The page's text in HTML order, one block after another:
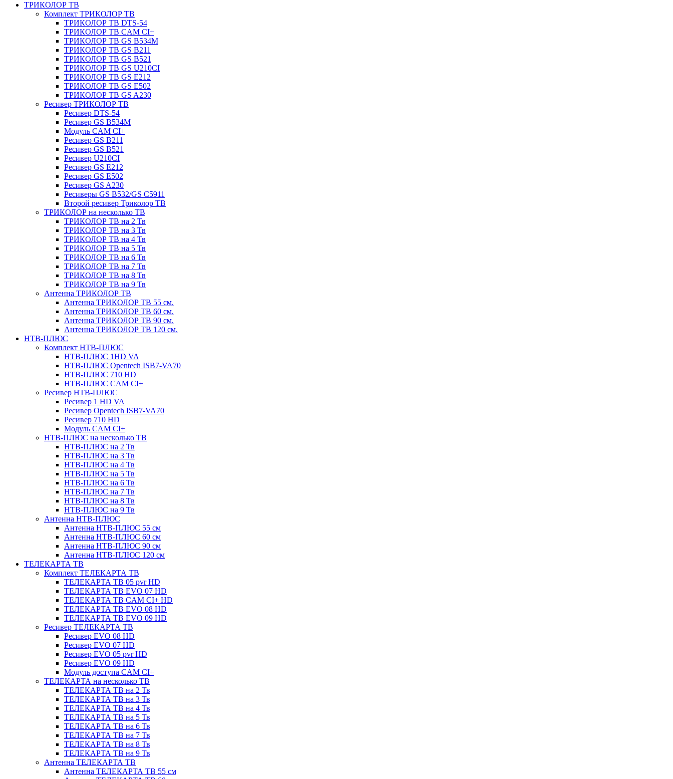
ТРИКОЛОР ТВ
Комплект ТРИКОЛОР ТВ
ТРИКОЛОР ТВ DTS-54
ТРИКОЛОР ТВ CAM CI+
ТРИКОЛОР ТВ GS B534M
ТРИКОЛОР ТВ GS B211
ТРИКОЛОР ТВ GS B521
ТРИКОЛОР ТВ GS U210CI
ТРИКОЛОР ТВ GS E212
ТРИКОЛОР ТВ GS E502
ТРИКОЛОР ТВ GS A230
Ресивер ТРИКОЛОР ТВ
Ресивер DTS-54
Ресивер GS B534M
Модуль CAM CI+
Ресивер GS B211
Ресивер GS B521
Ресивер U210CI
Ресивер GS E212
Ресивер GS E502
Ресивер GS A230
Ресиверы GS B532/GS C5911
Второй ресивер Триколор ТВ
ТРИКОЛОР на несколько ТВ
ТРИКОЛОР ТВ на 2 Тв
ТРИКОЛОР ТВ на 3 Тв
ТРИКОЛОР ТВ на 4 Тв
ТРИКОЛОР ТВ на 5 Тв
ТРИКОЛОР ТВ на 6 Тв
ТРИКОЛОР ТВ на 7 Тв
ТРИКОЛОР ТВ на 8 Тв
ТРИКОЛОР ТВ на 9 Тв
Антенна ТРИКОЛОР ТВ
Антенна ТРИКОЛОР ТВ 55 см.
Антенна ТРИКОЛОР ТВ 60 см.
Антенна ТРИКОЛОР ТВ 90 см.
Антенна ТРИКОЛОР ТВ 120 см.
НТВ-ПЛЮС
Комплект НТВ-ПЛЮС
НТВ-ПЛЮС 1HD VA
НТВ-ПЛЮС Opentech ISB7-VA70
НТВ-ПЛЮС 710 HD
НТВ-ПЛЮС CAM CI+
Ресивер НТВ-ПЛЮС
Ресивер 1 HD VA
Ресивер Opentech ISB7-VA70
Ресивер 710 HD
Модуль CAM CI+
НТВ-ПЛЮС на несколько ТВ
НТВ-ПЛЮС на 2 Тв
НТВ-ПЛЮС на 3 Тв
НТВ-ПЛЮС на 4 Тв
НТВ-ПЛЮС на 5 Тв
НТВ-ПЛЮС на 6 Тв
НТВ-ПЛЮС на 7 Тв
НТВ-ПЛЮС на 8 Тв
НТВ-ПЛЮС на 9 Тв
Антенна НТВ-ПЛЮС
Антенна НТВ-ПЛЮС 55 см
Антенна НТВ-ПЛЮС 60 см
Антенна НТВ-ПЛЮС 90 см
Антенна НТВ-ПЛЮС 120 см
ТЕЛЕКАРТА ТВ
Комплект ТЕЛЕКАРТА ТВ
ТЕЛЕКАРТА ТВ 05 pvr HD
ТЕЛЕКАРТА ТВ EVO 07 HD
ТЕЛЕКАРТА ТВ CAM CI+ HD
ТЕЛЕКАРТА ТВ EVO 08 HD
ТЕЛЕКАРТА ТВ EVO 09 HD
Ресивер ТЕЛЕКАРТА ТВ
Ресивер EVO 08 HD
Ресивер EVO 07 HD
Ресивер EVO 05 pvr HD
Ресивер EVO 09 HD
Модуль доступа CAM CI+
ТЕЛЕКАРТА на несколько ТВ
ТЕЛЕКАРТА ТВ на 2 Тв
ТЕЛЕКАРТА ТВ на 3 Тв
ТЕЛЕКАРТА ТВ на 4 Тв
ТЕЛЕКАРТА ТВ на 5 Тв
ТЕЛЕКАРТА ТВ на 6 Тв
ТЕЛЕКАРТА ТВ на 7 Тв
ТЕЛЕКАРТА ТВ на 8 Тв
ТЕЛЕКАРТА ТВ на 9 Тв
Антенна ТЕЛЕКАРТА ТВ
Антенна ТЕЛЕКАРТА ТВ 55 см